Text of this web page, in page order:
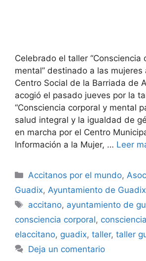
Celebrado el taller “Consciencia
mental” destinado a las
Centro Social de la Barriada de
acogió el pasado jueves por la
“Consciencia corporal y mental
salud integral y la igualdad de
en marcha por el Centro
Información a la Mujer, … Leer
Categorías
Accitanos por el mundo,
Guadix, Ayuntamiento de Guadix
Etiquetas
accitano, ayuntamiento de
consciencia corporal,
elaccitano, guadix, taller, taller
Deja un comentario